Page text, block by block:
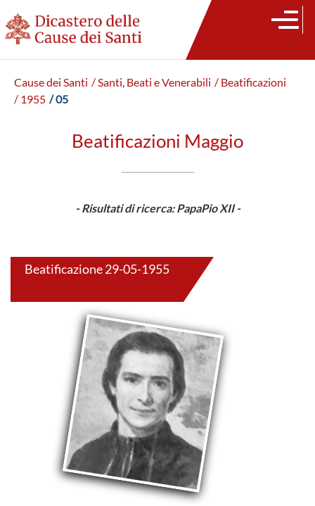
Cause dei Santi / Santi, Beati e Venerabili / Beatificazioni
/ 1955 / 05
Beatificazioni Maggio
- Risultati di ricerca: PapaPio XII -
Beatificazione 29-05-1955